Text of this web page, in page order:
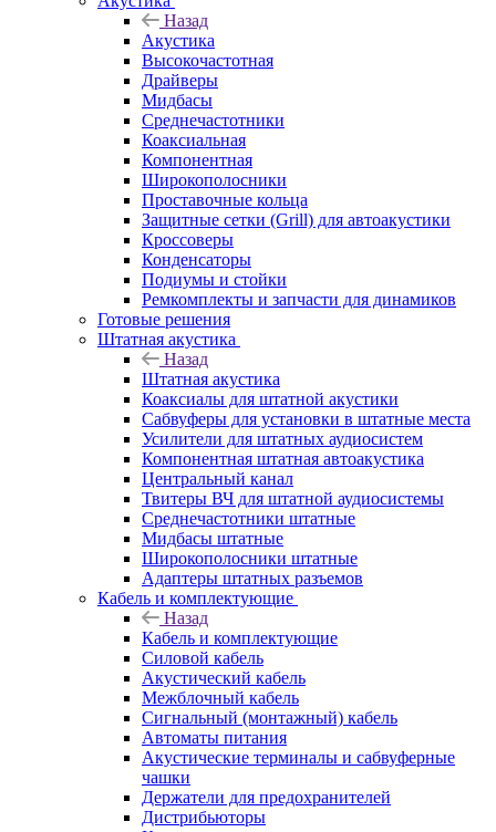
Назад
Акустика
Высокочастотная
Драйверы
Мидбасы
Среднечастотники
Коаксиальная
Компонентная
Широкополосники
Проставочные кольца
Защитные сетки (Grill) для автоакустики
Кроссоверы
Конденсаторы
Подиумы и стойки
Ремкомплекты и запчасти для динамиков
Готовые решения
Штатная акустика
Назад
Штатная акустика
Коаксиалы для штатной акустики
Сабвуферы для установки в штатные места
Усилители для штатных аудиосистем
Компонентная штатная автоакустика
Центральный канал
Твитеры ВЧ для штатной аудиосистемы
Среднечастотники штатные
Мидбасы штатные
Широкополосники штатные
Адаптеры штатных разъемов
Кабель и комплектующие
Назад
Кабель и комплектующие
Силовой кабель
Акустический кабель
Межблочный кабель
Сигнальный (монтажный) кабель
Автоматы питания
Акустические терминалы и сабвуферные
чашки
Держатели для предохранителей
Дистрибьюторы